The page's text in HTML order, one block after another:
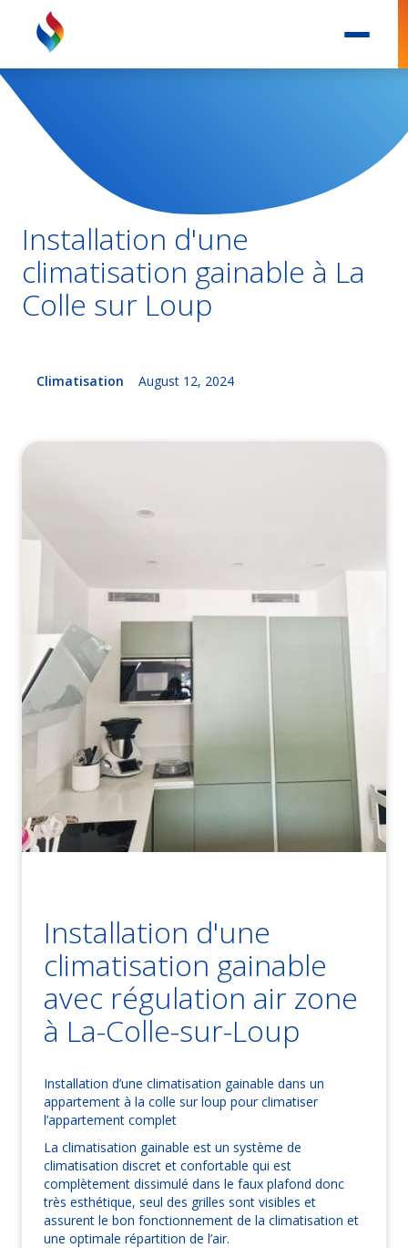
Installation d'une
climatisation gainable à La
Colle sur Loup
Climatisation August 12, 2024
Installation d'une
climatisation gainable
avec régulation air zone
à La-Colle-sur-Loup
Installation d’une climatisation gainable dans un
appartement à la colle sur loup pour climatiser
l’appartement complet
La climatisation gainable est un système de
climatisation discret et confortable qui est
complètement dissimulé dans le faux plafond donc
très esthétique, seul des grilles sont visibles et
assurent le bon fonctionnement de la climatisation et
une optimale répartition de l’air.